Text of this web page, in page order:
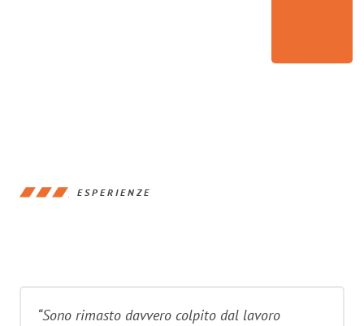
ESPERIENZE
“Sono rimasto davvero colpito dal lavoro